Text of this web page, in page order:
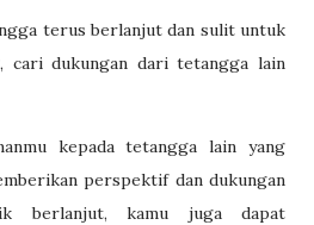
terus berlanjut dan sulit untuk
cari dukungan dari tetangga lain
kepada tetangga lain yang
perspektif dan dukungan
berlanjut, kamu juga dapat